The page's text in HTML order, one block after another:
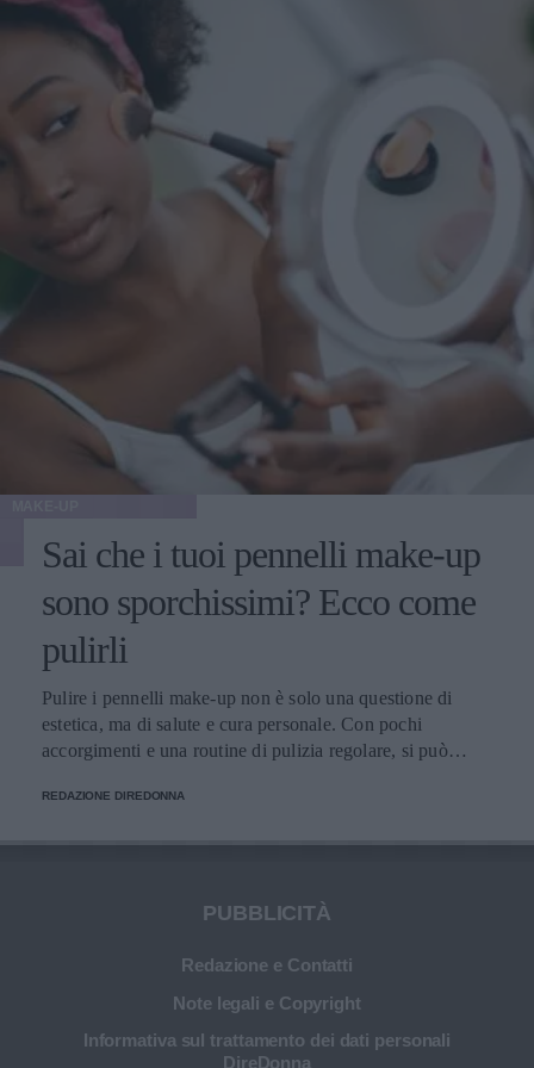
Levine suggerisce massima cautela in merito: "Dico spesso
ai miei pazienti che per ottenere il massimo da un
intervento, è necessario rallentare. Se il paziente perde altri
10-15 chili dopo la procedura, il risultato potrebbe non
essere ottimale". L'ideale, quindi, sarebbe raggiungere e
mantenere un peso stabile, prima di decidere di sottoporsi a
qualunque tipo di intervento estetico.
Sai che i tuoi pennelli make-up
sono sporchissimi? Ecco come
pulirli
Pulire i pennelli make-up non è solo una questione di
estetica, ma di salute e cura personale. Con pochi
accorgimenti e una routine di pulizia regolare, si può
più sana e prolungare la vita dei preziosi strumenti di
REDAZIONE DIREDONNA
PUBBLICITÀ
Redazione e Contatti
Note legali e Copyright
Informativa sul trattamento dei dati personali
DireDonna